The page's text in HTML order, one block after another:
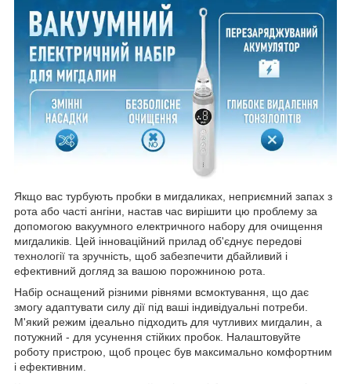
Якщо вас турбують пробки в мигдаликах, неприємний запах з
рота або часті ангіни, настав час вирішити цю проблему за
допомогою вакуумного електричного набору для очищення
мигдаликів. Цей інноваційний прилад об'єднує передові
технології та зручність, щоб забезпечити дбайливий і
ефективний догляд за вашою порожниною рота.
Набір оснащений різними рівнями всмоктування, що дає
змогу адаптувати силу дії під ваші індивідуальні потреби.
М'який режим ідеально підходить для чутливих мигдалин, а
потужний - для усунення стійких пробок. Налаштовуйте
роботу пристрою, щоб процес був максимально комфортним
і ефективним.